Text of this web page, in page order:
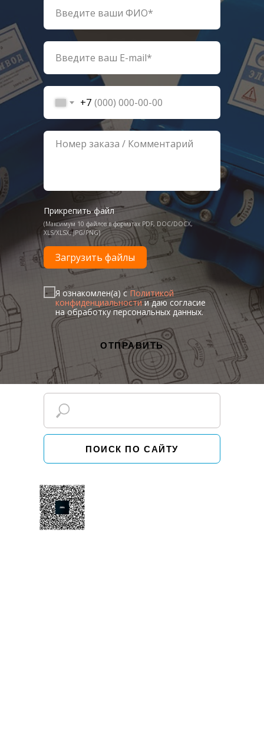
+7
Прикрепить файл
(Максимум 10 файлов в форматах PDF, DOC/DOCX,
XLS/XLSX, JPG/PNG)
Загрузить файлы
Я ознакомлен(а) с Политикой
конфиденциальностии даю согласие
на обработку персональных данных.
ОТПРАВИТЬ
ПОИСК ПО САЙТУ